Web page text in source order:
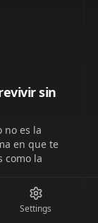
sin
no es la
en que te
como la
Settings